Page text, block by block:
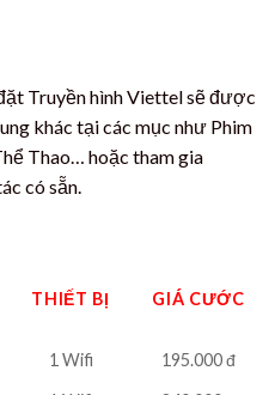
Truyền hình Viettel sẽ được
khác tại các mục như Phim
Thao… hoặc tham gia
có sẵn.
THIẾT BỊ GIÁ CƯỚC
1 Wifi
195.000 đ